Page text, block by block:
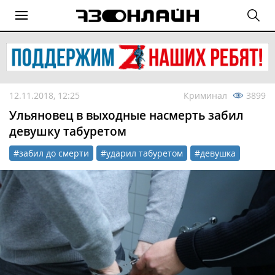
12.11.2018, 12:25 Криминал 3899
Ульяновец в выходные насмерть забил
девушку табуретом
#забил до смерти #ударил табуретом #девушка